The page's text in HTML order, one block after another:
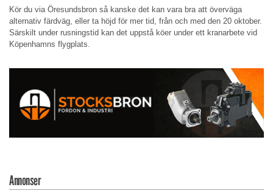
Kör du via Öresundsbron så kanske det kan vara bra att överväga
alternativ färdväg, eller ta höjd för mer tid, från och med den 20 oktober.
Särskilt under rusningstid kan det uppstå köer under ett kranarbete vid
Köpenhamns flygplats.
Annonser